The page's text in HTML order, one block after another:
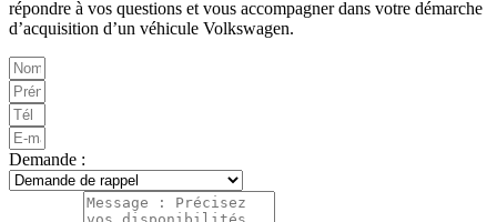
répondre à vos questions et vous accompagner dans votre démarche
d’acquisition d’un véhicule Volkswagen.
Demande :